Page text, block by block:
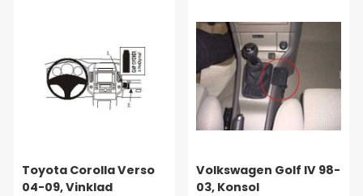
Toyota Corolla Verso
04-09, Vinklad
Volkswagen Golf IV 98-
03, Konsol